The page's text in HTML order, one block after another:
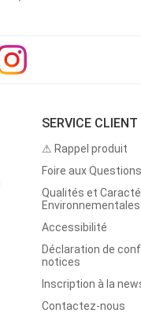
SERVICE CLIENT
⚠ Rappel produit
Foire aux
Qualités et
Environnementales
Accessibilité
Déclaration de
notices
Inscription à la
Contactez-nous